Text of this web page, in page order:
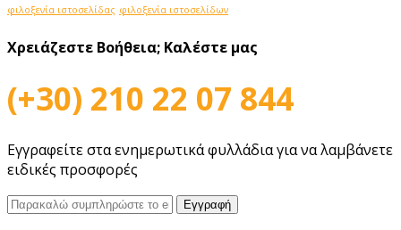
φιλοξενία ιστοσελίδας φιλοξενία ιστοσελίδων
Χρειάζεστε Βοήθεια; Καλέστε μας
(+30) 210 22 07 844
Εγγραφείτε στα ενημερωτικά φυλλάδια για να λαμβάνετε
ειδικές προσφορές